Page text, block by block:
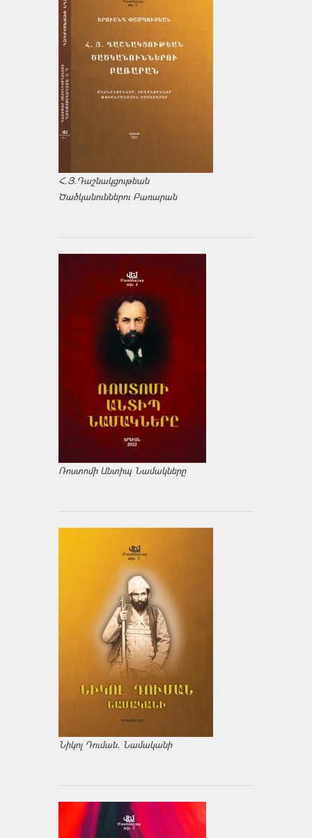
Հ.Յ.Դաշնակցութեան
Ծածկանուններու Բառարան
Ռոստոմի Անտիպ Նամակները
Նիկոլ Դուման. Նամականի